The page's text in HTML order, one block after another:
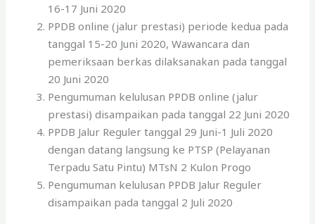
16-17 Juni 2020
PPDB online (jalur prestasi) periode kedua pada
tanggal 15-20 Juni 2020, Wawancara dan
pemeriksaan berkas dilaksanakan pada tanggal
20 Juni 2020
Pengumuman kelulusan PPDB online (jalur
prestasi) disampaikan pada tanggal 22 Juni 2020
PPDB Jalur Reguler tanggal 29 Juni-1 Juli 2020
dengan datang langsung ke PTSP (Pelayanan
Terpadu Satu Pintu) MTsN 2 Kulon Progo
Pengumuman kelulusan PPDB Jalur Reguler
disampaikan pada tanggal 2 Juli 2020